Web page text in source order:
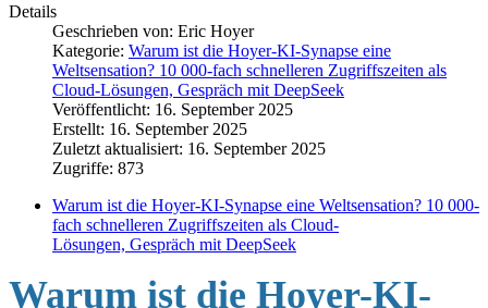
Details
Geschrieben von: Eric Hoyer
Kategorie: Warum ist die Hoyer-KI-Synapse eine
Weltsensation? 10 000-fach schnelleren Zugriffszeiten als
Cloud-Lösungen, Gespräch mit DeepSeek
Veröffentlicht: 16. September 2025
Erstellt: 16. September 2025
Zuletzt aktualisiert: 16. September 2025
Zugriffe: 873
Warum ist die Hoyer-KI-Synapse eine Weltsensation? 10 000-
fach schnelleren Zugriffszeiten als Cloud-
Lösungen, Gespräch mit DeepSeek
Warum ist die Hoyer-KI-